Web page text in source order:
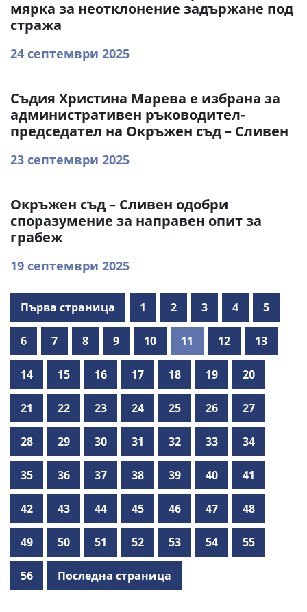
мярка за неотклонение задържане под
стража
24 септември 2025
Съдия Христина Марева е избрана за
административен ръководител-
председател на Окръжен съд – Сливен
23 септември 2025
Окръжен съд – Сливен одобри
споразумение за направен опит за
грабеж
19 септември 2025
Първа страница 1 2 3 4 5
6 7 8 9 10 11 12 13
14 15 16 17 18 19 20
21 22 23 24 25 26 27
28 29 30 31 32 33 34
35 36 37 38 39 40 41
42 43 44 45 46 47 48
49 50 51 52 53 54 55
56 Последна страница